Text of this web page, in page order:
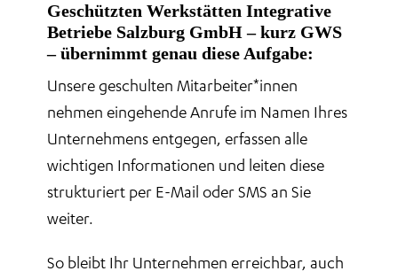
Geschützten Werkstätten Integrative
Betriebe Salzburg GmbH – kurz GWS
– übernimmt genau diese Aufgabe:
Unsere geschulten Mitarbeiter*innen
nehmen eingehende Anrufe im Namen Ihres
Unternehmens entgegen, erfassen alle
wichtigen Informationen und leiten diese
strukturiert per E-Mail oder SMS an Sie
weiter.
So bleibt Ihr Unternehmen erreichbar, auch